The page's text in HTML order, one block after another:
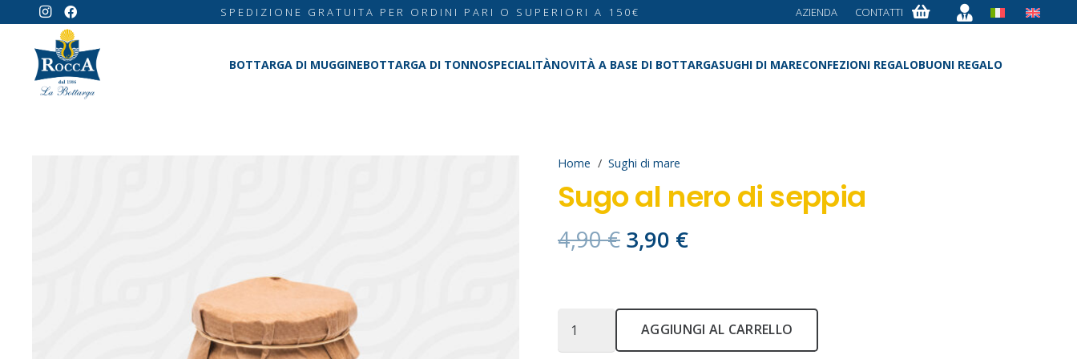
SPEDIZIONE GRATUITA PER ORDINI PARI O SUPERIORI A 150€ AZIENDA CONTATTI
BOTTARGA DI MUGGINEBOTTARGA DI TONNOSPECIALITÀNOVITÀ A BASE DI BOTTARGASUGHI DI MARECONFEZIONI REGALOBUONI REGALO
Home / Sughi di mare
Sugo al nero di seppia
4,90€ Il
prezzo
era:
4,90 €.
3,90 €Il
è:
3,90 €.
AGGIUNGI AL CARRELLO